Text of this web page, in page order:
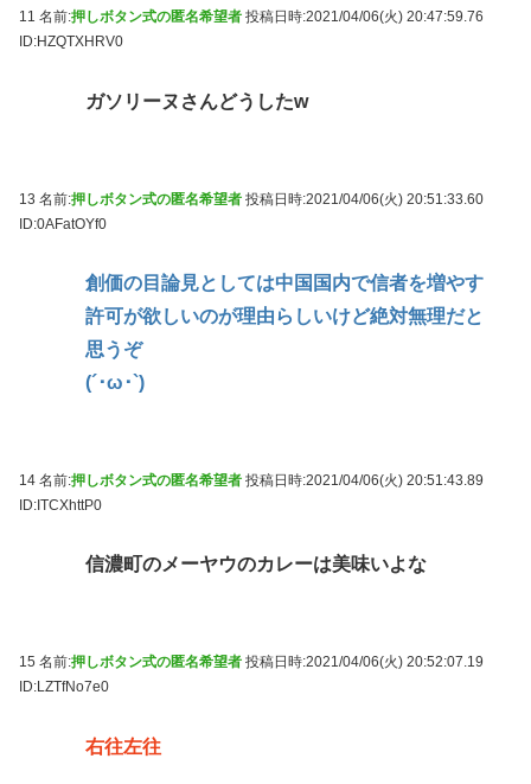
11 名前:押しボタン式の匿名希望者 投稿日時:2021/04/06(火) 20:47:59.76
ID:HZQTXHRV0
ガソリーヌさんどうしたw
13 名前:押しボタン式の匿名希望者 投稿日時:2021/04/06(火) 20:51:33.60
ID:0AFatOYf0
創価の目論見としては中国国内で信者を増やす
許可が欲しいのが理由らしいけど絶対無理だと
思うぞ
(´･ω･`)
14 名前:押しボタン式の匿名希望者 投稿日時:2021/04/06(火) 20:51:43.89
ID:ITCXhttP0
信濃町のメーヤウのカレーは美味いよな
15 名前:押しボタン式の匿名希望者 投稿日時:2021/04/06(火) 20:52:07.19
ID:LZTfNo7e0
右往左往